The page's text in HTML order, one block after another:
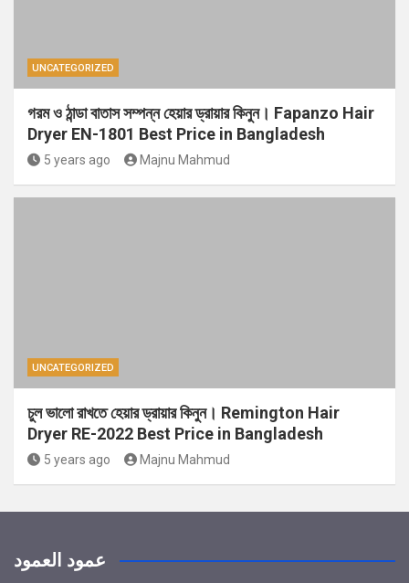
UNCATEGORIZED
গরম ও ঠান্ডা বাতাস সম্পন্ন হেয়ার ড্রায়ার কিনুন। Fapanzo Hair
Dryer EN-1801 Best Price in Bangladesh
5 years ago Majnu Mahmud
UNCATEGORIZED
চুল ভালো রাখতে হেয়ার ড্রায়ার কিনুন। Remington Hair
Dryer RE-2022 Best Price in Bangladesh
5 years ago Majnu Mahmud
عمود العمود